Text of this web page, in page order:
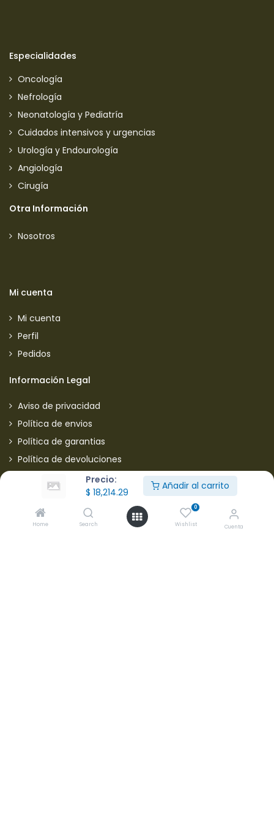
Precio:
$ 18,214.29
Añadir al carrito
Home Search
0
Wishlist Cuenta
Especialidades
Oncología
Nefrología
Neonatología y Pediatría
Cuidados intensivos y urgencias
Urología y Endourología
Angiología
Cirugía
Otra Información
Nosotros
Mi cuenta
Mi cuenta
Perfil
Pedidos
Información Legal
Aviso de privacidad
Política de envios
Política de garantias
Política de devoluciones
Manejo de quejas y sugerencias
Aviso de privacidad usuarios
Mantente informado de nuestras ofertas